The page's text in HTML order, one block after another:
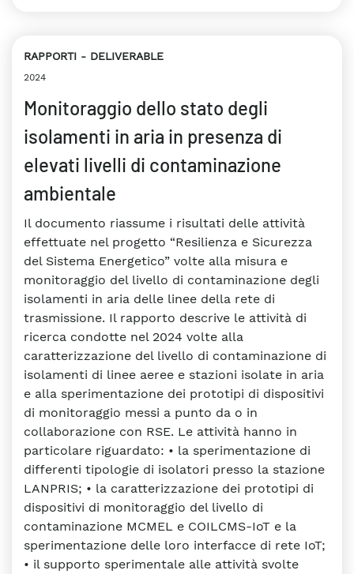
RAPPORTI DELIVERABLE
2024
Monitoraggio dello stato degli
isolamenti in aria in presenza di
elevati livelli di contaminazione
ambientale
Il documento riassume i risultati delle attività
effettuate nel progetto “Resilienza e Sicurezza
del Sistema Energetico” volte alla misura e
monitoraggio del livello di contaminazione degli
isolamenti in aria delle linee della rete di
trasmissione. Il rapporto descrive le attività di
ricerca condotte nel 2024 volte alla
caratterizzazione del livello di contaminazione di
isolamenti di linee aeree e stazioni isolate in aria
e alla sperimentazione dei prototipi di dispositivi
di monitoraggio messi a punto da o in
collaborazione con RSE. Le attività hanno in
particolare riguardato: • la sperimentazione di
differenti tipologie di isolatori presso la stazione
LANPRIS; • la caratterizzazione dei prototipi di
dispositivi di monitoraggio del livello di
contaminazione MCMEL e COILCMS-IoT e la
sperimentazione delle loro interfacce di rete IoT;
• il supporto sperimentale alle attività svolte